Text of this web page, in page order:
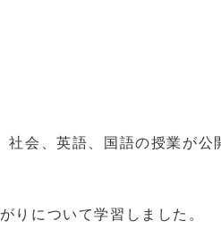
会、英語、国語の授業が公
りについて学習しました。